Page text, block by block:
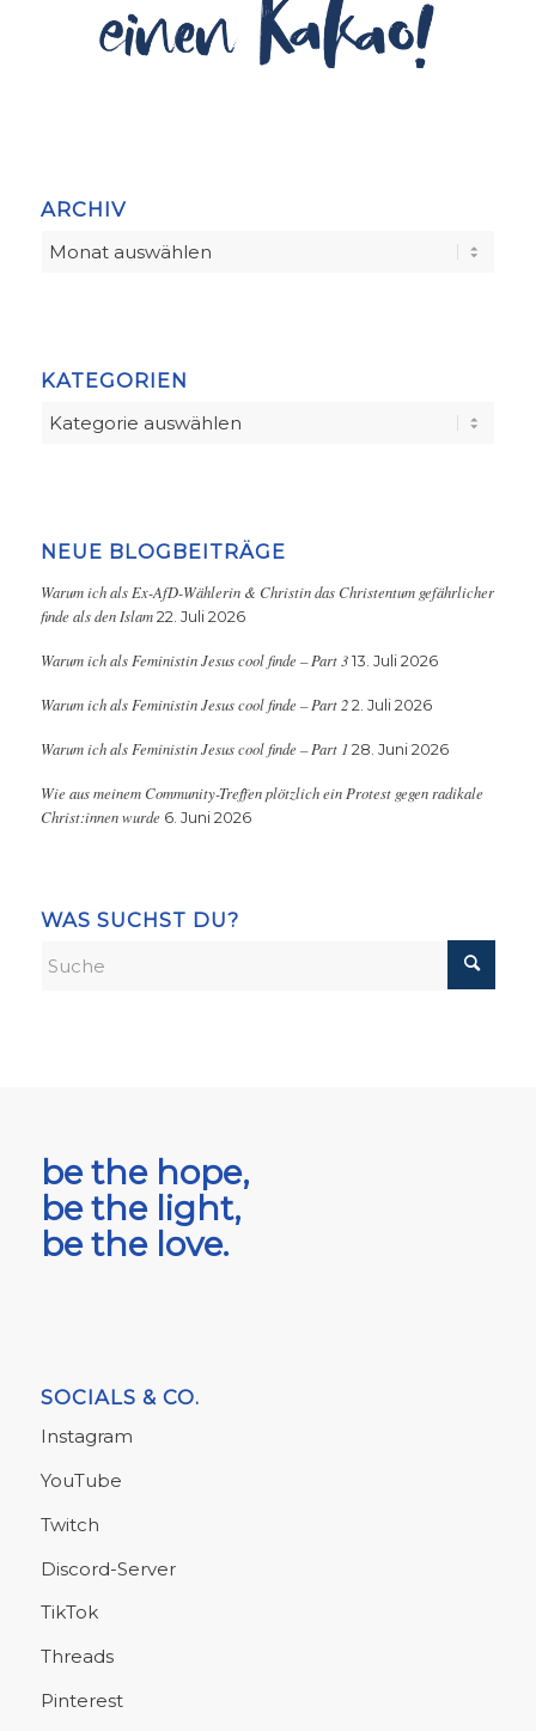
ARCHIV
KATEGORIEN
Kategorien
NEUE BLOGBEITRÄGE
Warum ich als Ex-AfD-Wählerin & Christin das Christentum gefährlicher
finde als den Islam 22. Juli 2026
Warum ich als Feministin Jesus cool finde – Part 3 13. Juli 2026
Warum ich als Feministin Jesus cool finde – Part 2 2. Juli 2026
Warum ich als Feministin Jesus cool finde – Part 1 28. Juni 2026
Wie aus meinem Community-Treffen plötzlich ein Protest gegen radikale
Christ:innen wurde 6. Juni 2026
WAS SUCHST DU?
be the hope,
be the light,
be the love.
SOCIALS & CO.
Instagram
YouTube
Twitch
Discord-Server
TikTok
Threads
Pinterest